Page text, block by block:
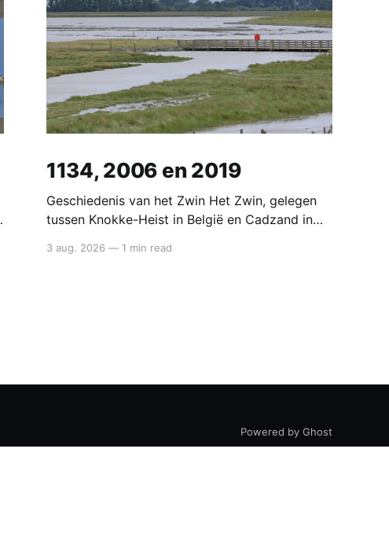
1134, 2006 en 2019
Geschiedenis van het Zwin Het Zwin, gelegen
tussen Knokke-Heist in België en Cadzand in
de Noordzee die Brugge in de middeleeuwen
3 aug. 2026 — 1 min read
Powered by Ghost